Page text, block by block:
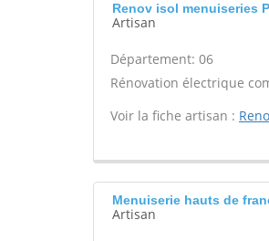
Renov isol menuiseries
Artisan
Département: 06
Rénovation électrique
Voir la fiche artisan :
Menuiserie hauts de
Artisan